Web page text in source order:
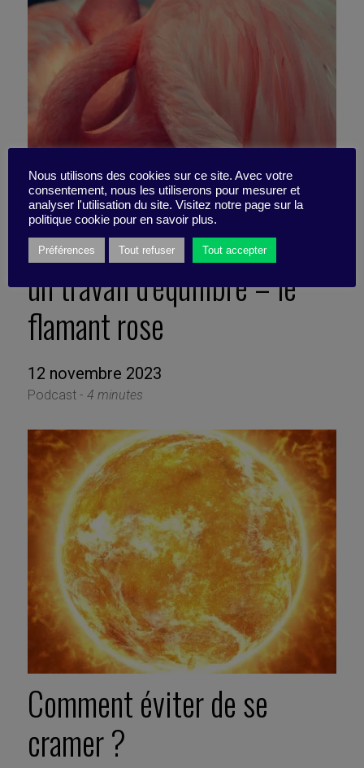
Je booste mon cerveau avec
un travail d’équilibre – le
flamant rose
12 novembre 2023
Podcast - 4 minutes
Comment éviter de se
cramer ?
Nous utilisons des cookies sur ce site. Avec votre
consentement, nous les utiliserons pour mesurer et
analyser l'utilisation du site. Visitez notre page sur la
politique cookie pour en savoir plus.
Préférences Tout refuser Tout accepter